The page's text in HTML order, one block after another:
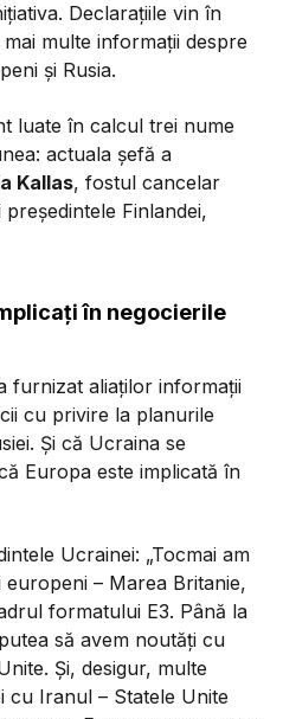
Declarațiile vin în
multe informații despre
și Rusia.
luate în calcul trei nume
actuala șefă a
Kallas, fostul cancelar
președintele Finlandei,
în negocierile
furnizat aliaților informații
cu privire la planurile
Și că Ucraina se
Europa este implicată în
Ucrainei: „Tocmai am
– Marea Britanie,
formatului E3. Până la
să avem noutăți cu
Și, desigur, multe
cu Iranul – Statele Unite